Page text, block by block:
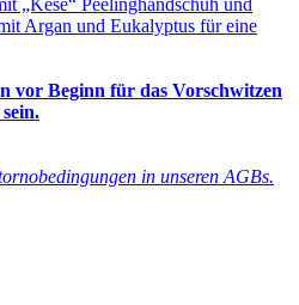
Argan und Eukalyptus für eine
vor Beginn für das Vorschwitzen
in unseren AGBs.